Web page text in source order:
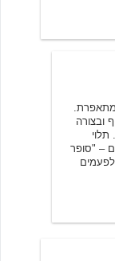
מתאפרת.
ובצורה
– "סופר
לפעמים